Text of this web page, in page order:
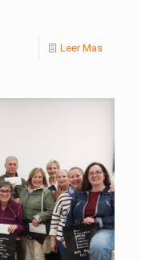
Leer Mas